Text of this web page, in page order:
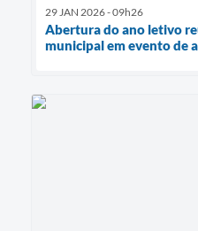
29 JAN 2026 - 09h26
Abertura do ano letivo
municipal em evento de